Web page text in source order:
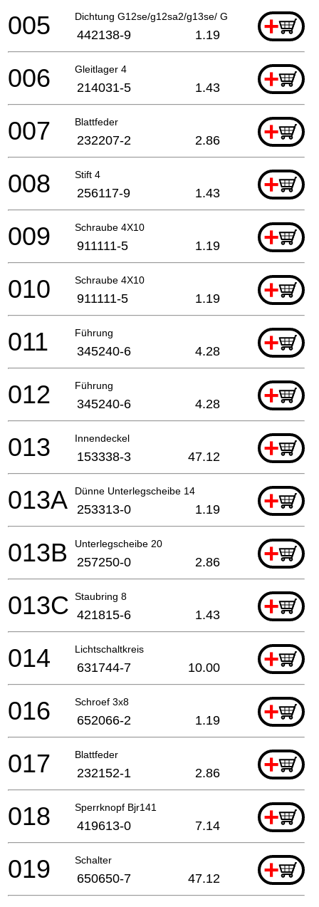
Dichtung G12se/g12sa2/g13se/ G12sb2/g12sa2
+
005 442138-9 1.19
Gleitlager 4 +
006 214031-5 1.43
Blattfeder +
007 232207-2 2.86
Stift 4 +
008 256117-9 1.43
Schraube 4X10 +
009 911111-5 1.19
Schraube 4X10 +
010 911111-5 1.19
Führung +
011 345240-6 4.28
Führung +
012 345240-6 4.28
Innendeckel +
013 153338-3 47.12
Dünne Unterlegscheibe 14 +
013A 253313-0 1.19
Unterlegscheibe 20 +
013B 257250-0 2.86
Staubring 8 +
013C 421815-6 1.43
Lichtschaltkreis +
014 631744-7 10.00
Schroef 3x8 +
016 652066-2 1.19
Blattfeder +
017 232152-1 2.86
Sperrknopf Bjr141 +
018 419613-0 7.14
Schalter +
019 650650-7 47.12